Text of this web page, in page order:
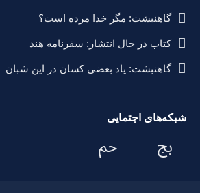
گاهنبشت: مگر خدا مرده است؟
کتاب در حال انتشار: سفرنامه هند
گاهنبشت: یاد بعضی کسان در این شبان
شبکه‌های اجتمایی